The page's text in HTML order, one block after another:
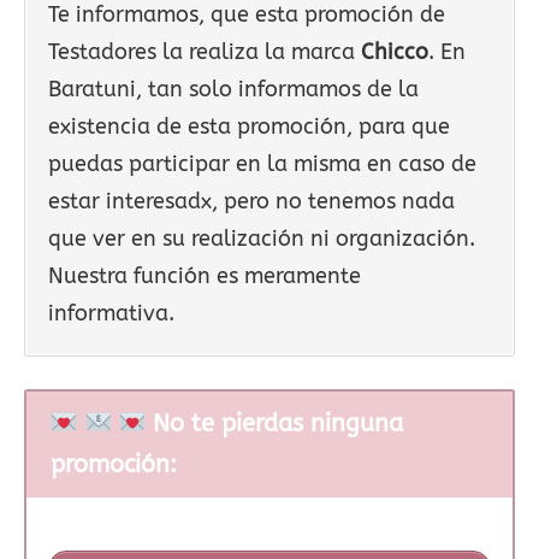
Te informamos, que esta promoción de
Testadores la realiza la marca Chicco. En
Baratuni, tan solo informamos de la
existencia de esta promoción, para que
puedas participar en la misma en caso de
estar interesadx, pero no tenemos nada
que ver en su realización ni organización.
Nuestra función es meramente
informativa.
No te pierdas ninguna
promoción: